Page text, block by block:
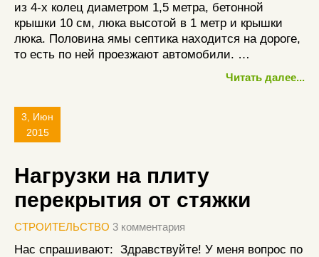
из 4-х колец диаметром 1,5 метра, бетонной
крышки 10 см, люка высотой в 1 метр и крышки
люка. Половина ямы септика находится на дороге,
то есть по ней проезжают автомобили. …
Читать далее...
3, Июн
2015
Нагрузки на плиту
перекрытия от стяжки
СТРОИТЕЛЬСТВО 3 комментария
Нас спрашивают: Здравствуйте! У меня вопрос по